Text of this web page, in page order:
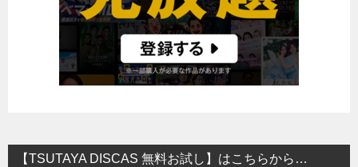
【TSUTAYA DISCAS 無料お試し】はこちらから…